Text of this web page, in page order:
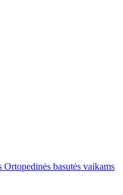
Ortopedinės basutės vaikams